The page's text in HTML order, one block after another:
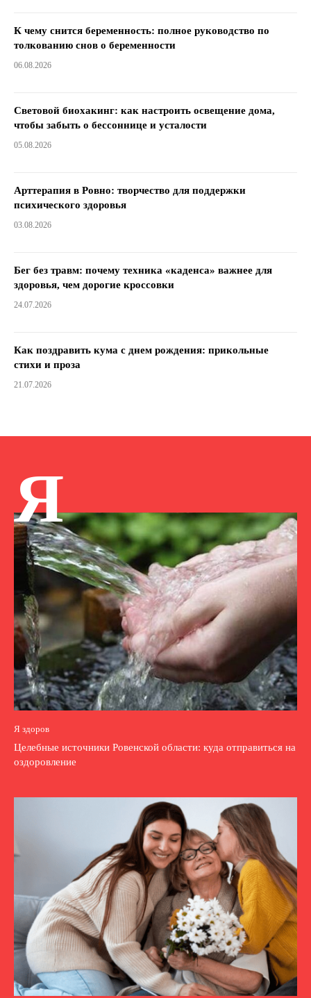
К чему снится беременность: полное руководство по
толкованию снов о беременности
06.08.2026
Световой биохакинг: как настроить освещение дома,
чтобы забыть о бессоннице и усталости
05.08.2026
Арттерапия в Ровно: творчество для поддержки
психического здоровья
03.08.2026
Бег без травм: почему техника «каденса» важнее для
здоровья, чем дорогие кроссовки
24.07.2026
Как поздравить кума с днем ​​рождения: прикольные
стихи и проза
21.07.2026
Я
Я здоров
Целебные источники Ровенской области: куда отправиться на
оздоровление